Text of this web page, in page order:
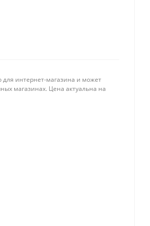
для интернет-магазина и может
магазинах. Цена актуальна на